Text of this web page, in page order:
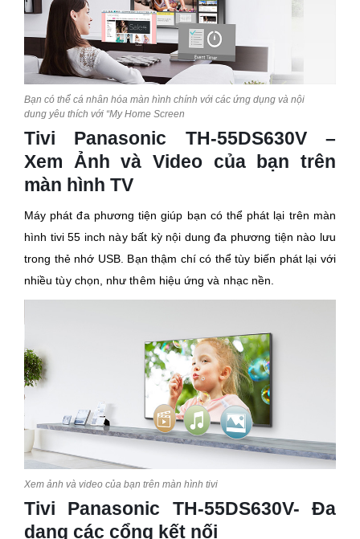
Bạn có thể cá nhân hóa màn hình chính với các ứng dụng và nội
dung yêu thích với “My Home Screen
Tivi Panasonic TH-55DS630V –
Xem Ảnh và Video của bạn trên
màn hình TV
Máy phát đa phương tiện giúp bạn có thể phát lại trên màn
hình tivi 55 inch này bất kỳ nội dung đa phương tiện nào lưu
trong thẻ nhớ USB. Bạn thậm chí có thể tùy biến phát lại với
nhiều tùy chọn, như thêm hiệu ứng và nhạc nền.
Xem ảnh và video của bạn trên màn hình tivi
Tivi Panasonic TH-55DS630V- Đa
dạng các cổng kết nối